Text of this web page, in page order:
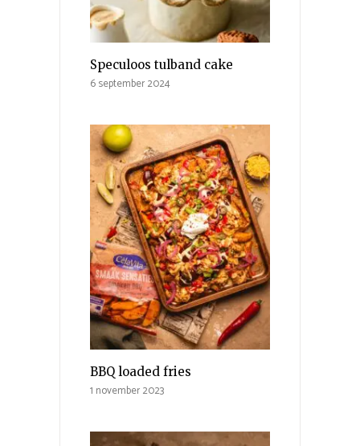
Speculoos tulband cake
6 september 2024
BBQ loaded fries
1 november 2023